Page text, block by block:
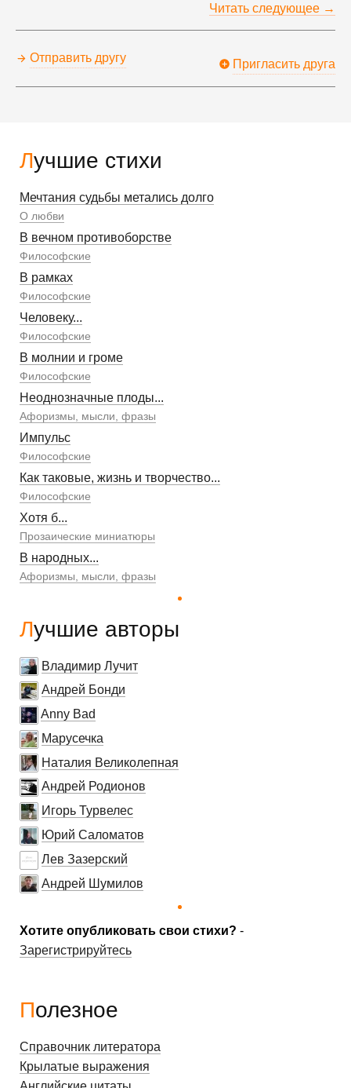
Лучшие стихи
Мечтания судьбы метались долго
О любви
В вечном противоборстве
Философские
В рамках
Философские
Человеку...
Философские
В молнии и громе
Философские
Неоднозначные плоды...
Афоризмы, мысли, фразы
Импульс
Философские
Как таковые, жизнь и творчество...
Философские
Хотя б...
Прозаические миниатюры
В народных...
Афоризмы, мысли, фразы
Лучшие авторы
Владимир Лучит
Андрей Бонди
Anny Bad
Марусечка
Наталия Великолепная
Андрей Родионов
Игорь Турвелес
Юрий Саломатов
Лев Зазерский
Андрей Шумилов
Хотите опубликовать свои стихи? -
Зарегистрируйтесь
Читать следующее →
Отправить другу Пригласить друга
Полезное
Справочник литератора
Крылатые выражения